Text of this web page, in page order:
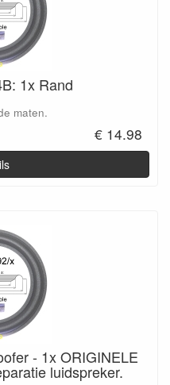
1x Rand
maten.
€ 14.98
- 1x ORIGINELE
luidspreker.